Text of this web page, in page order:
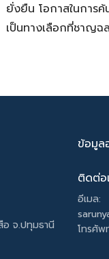
ยั่งยืน โอกาสในการ
เป็นทางเลือกที่ชาญฉ
จ.ปทุมธานี
ข้อมูล
ติดต่อ
อีเมล:
โทรศัพ